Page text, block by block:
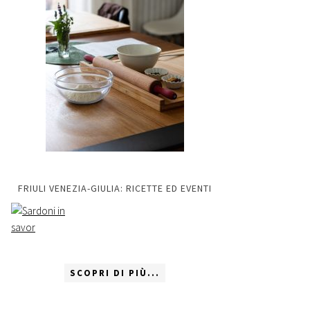
FRIULI VENEZIA-GIULIA: RICETTE ED EVENTI
SCOPRI DI PIÙ...